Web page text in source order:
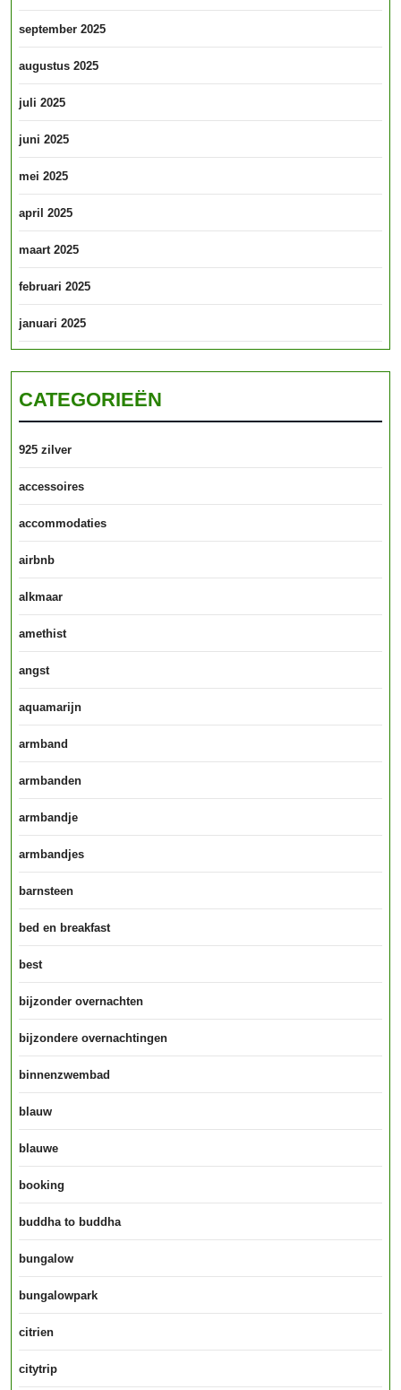
september 2025
augustus 2025
juli 2025
juni 2025
mei 2025
april 2025
maart 2025
februari 2025
januari 2025
CATEGORIEËN
925 zilver
accessoires
accommodaties
airbnb
alkmaar
amethist
angst
aquamarijn
armband
armbanden
armbandje
armbandjes
barnsteen
bed en breakfast
best
bijzonder overnachten
bijzondere overnachtingen
binnenzwembad
blauw
blauwe
booking
buddha to buddha
bungalow
bungalowpark
citrien
citytrip